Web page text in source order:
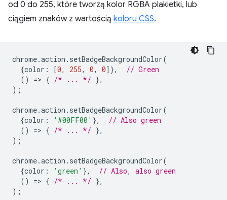
od 0 do 255, które tworzą kolor RGBA plakietki, lub
ciągiem znaków z wartością koloru CSS.
chrome.action . setBadgeBackgroundColor(
{color : [0, 255, 0, 0]},
// Green
()
=> { /* ... */ },
);
chrome.action . setBadgeBackgroundColor(
{color : '#00FF00' },
// Also green
()
=> { /* ... */ },
);
chrome.action . setBadgeBackgroundColor(
{color : 'green' },
// Also, also green
()
=> { /* ... */ },
);